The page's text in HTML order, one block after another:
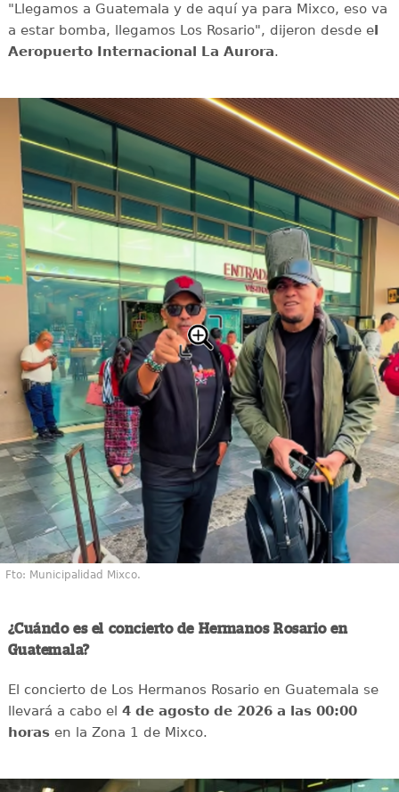
"Llegamos a Guatemala y de aquí ya para Mixco, eso va
a estar bomba, llegamos Los Rosario", dijeron desde el
Aeropuerto Internacional La Aurora.
Fto: Municipalidad Mixco.
¿Cuándo es el concierto de Hermanos Rosario en
Guatemala?
El concierto de Los Hermanos Rosario en Guatemala se
llevará a cabo el 4 de agosto de 2026 a las 00:00
horasen la Zona 1 de Mixco.